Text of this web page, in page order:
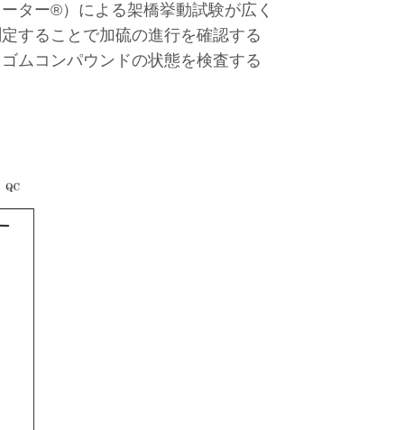
ター®）による架橋挙動試験が広く
することで加硫の進行を確認する
ムコンパウンドの状態を検査する